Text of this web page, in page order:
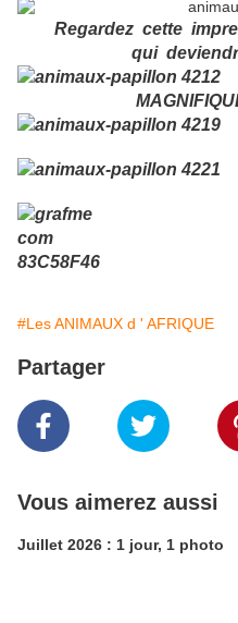
Regardez cette
qui
#Les ANIMAUX d ' AFRIQUE
Partager
Vous aimerez aussi
Juillet 2026 : 1 jour, 1 photo